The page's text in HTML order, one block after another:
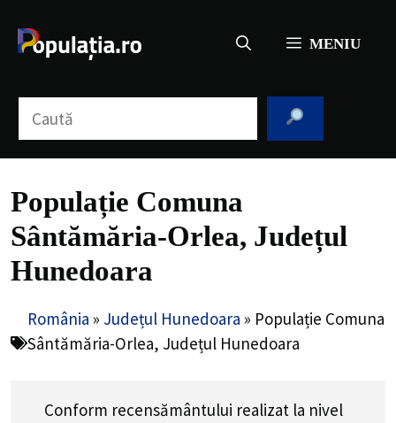
conținut
MENIU
Populație Comuna
Sântămăria-Orlea, Județul
Hunedoara
România » Județul Hunedoara » Populație Comuna
Sântămăria-Orlea, Județul Hunedoara
Conform recensământului realizat la nivel